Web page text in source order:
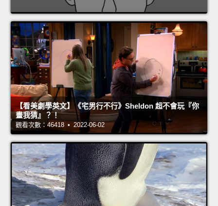
【看美劇學英文】《宅男行不行》Sheldon 超不會玩『你
畫我猜』？！
觀看次數：46418 • 2022-06-02